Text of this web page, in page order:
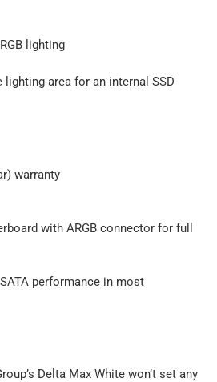
lighting
lighting area for an internal SSD
warranty
with ARGB connector for full
performance in most
Delta Max White won’t set any